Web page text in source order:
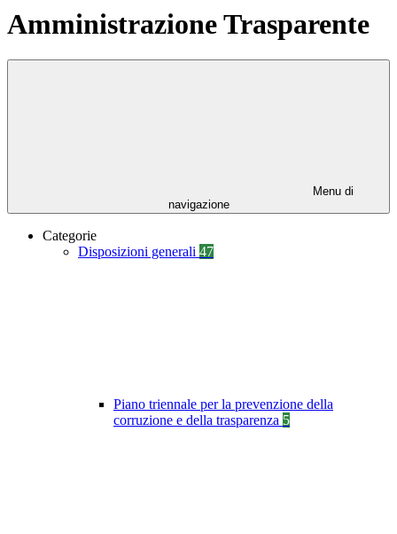
Amministrazione Trasparente
Menu di
navigazione
Categorie
Disposizioni generali 47
Piano triennale per la prevenzione della
corruzione e della trasparenza 5